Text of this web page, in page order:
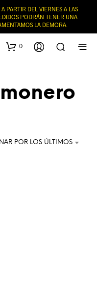
PARTIR DEL VIERNES A LAS
PODRÁN TENER UNA
LA DEMORA.
0
POR LOS ÚLTIMOS